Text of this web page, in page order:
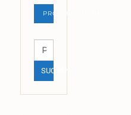
PRODUKTSUCHE
Suchen
nach:
SUCHEN